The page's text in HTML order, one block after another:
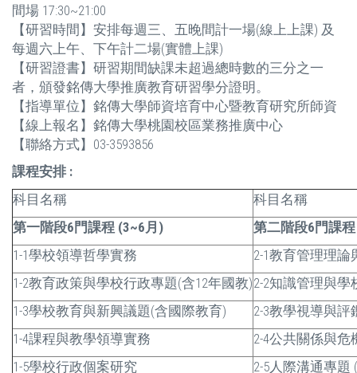
間場 17:30~21:00
【研習時間】安排每週三、五晚間計一場(線上上課) 及
每週六上午、下午計二場(實體上課)
【研習證書】研習期間缺課未超過總時數的三分之一
者，頒發銘傳大學推廣教育研習學分證明。
【指導單位】銘傳大學師資培育中心暨教育研究所師資
【線上報名】銘傳大學桃園校區業務推廣中心
【聯絡方式】03-3593856
課程安排 :
科目名稱
科目名稱
第一階段6門課程 (3~6月)
第二階段6門課
1-1學校領導哲學實務
2-1教育管理理論
1-2教育政策與學校行政專題(含12年國教)2-2知識管理與學
1-3學校教育與新興議題(含國際教育)
2-3教學視導與評
1-4課程與教學領導實務
2-4公共關係與危
1-5學校行政個案研究
2-5人際溝通專題